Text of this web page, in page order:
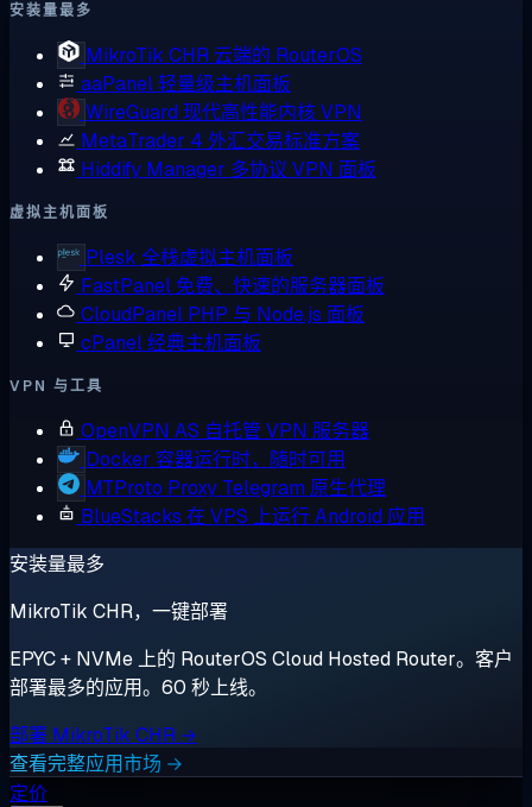
安装量最多
MikroTik CHR 云端的 RouterOS
aaPanel轻量级主机面板
WireGuard 现代高性能内核 VPN
MetaTrader 4 外汇交易标准方案
Hiddify Manager 多协议 VPN 面板
虚拟主机面板
Plesk 全栈虚拟主机面板
FastPanel 免费、快速的服务器面板
CloudPanel PHP 与 Node.js 面板
cPanel经典主机面板
VPN 与工具
OpenVPN AS 自托管 VPN 服务器
Docker 容器运行时，随时可用
MTProto Proxy Telegram 原生代理
BlueStacks 在 VPS 上运行 Android 应用
安装量最多
MikroTik CHR，一键部署
EPYC + NVMe 上的 RouterOS Cloud Hosted Router。客户
部署最多的应用。60 秒上线。
部署 MikroTik CHR →
查看完整应用市场 →
定价